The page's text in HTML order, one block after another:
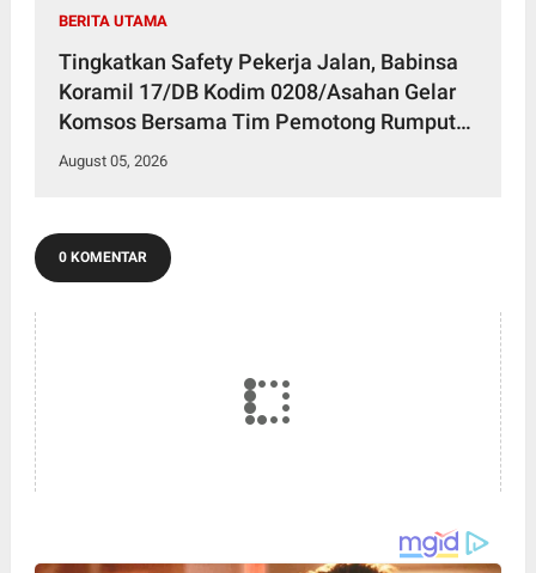
BERITA UTAMA
Tingkatkan Safety Pekerja Jalan, Babinsa
Koramil 17/DB Kodim 0208/Asahan Gelar
Komsos Bersama Tim Pemotong Rumput
Dinas PU
August 05, 2026
0 KOMENTAR